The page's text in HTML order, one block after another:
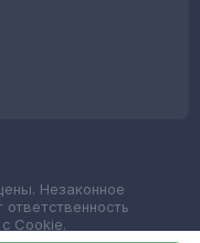
Незаконное
Cookie.